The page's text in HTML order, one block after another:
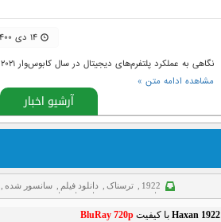
۱۴ دی ۱۴۰۰
نگاهی به عملکرد پلتفرم‌های دیجیتال در سال کابوس‌وار ۲۰۲۱
مشاهده ادامه متن »
آرشیو اخبار
1922 ترسناک دانلود فیلم سانسور شده
فانتزی
هاردساب فارسی
Haxan 1922 با کیفیتBluRay 720p